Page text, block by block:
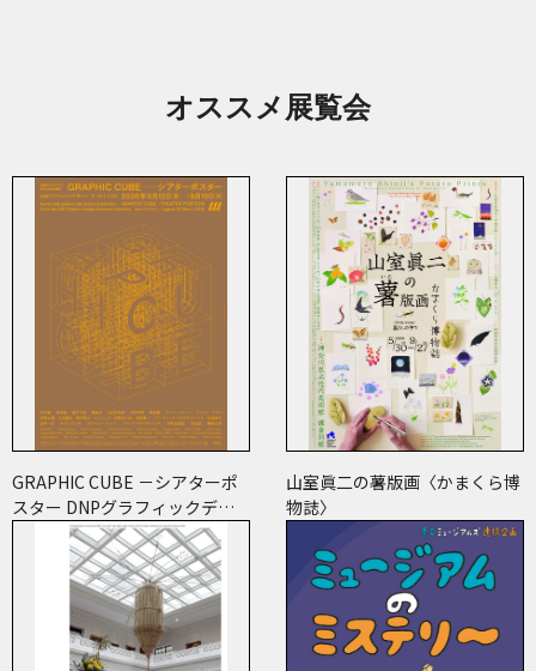
オススメ展覧会
GRAPHIC CUBE －シアターポ
スター DNPグラフィックデザ
イン・アーカイブより
山室眞二の薯版画〈かまくら博
物誌〉